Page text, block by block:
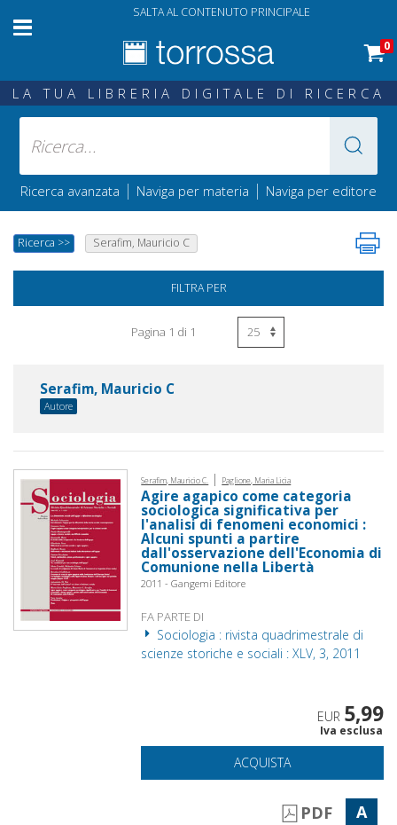
SALTA AL CONTENUTO PRINCIPALE
0
LA TUA LIBRERIA DIGITALE DI RICERCA
Ricerca avanzata | Naviga per materia | Naviga per editore
Ricerca >> Serafim, Mauricio C
FILTRA PER
Pagina 1 di 1
Serafim, Mauricio C
Autore
Serafim, Mauricio C. | Paglione, Maria Licia
Agire agapico come categoria
sociologica significativa per
l'analisi di fenomeni economici :
Alcuni spunti a partire
dall'osservazione dell'Economia di
Comunione nella Libertà
2011 - Gangemi Editore
FA PARTE DI
Sociologia : rivista quadrimestrale di
scienze storiche e sociali : XLV, 3, 2011
EUR 5,99
Iva esclusa
ACQUISTA
PDF A